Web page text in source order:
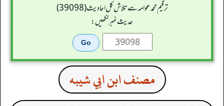
ترقیم محمدعوامہ سے تلاش کل احادیث (39098)
حدیث نمبر لکھیں:
مصنف ابن ابي شيبه